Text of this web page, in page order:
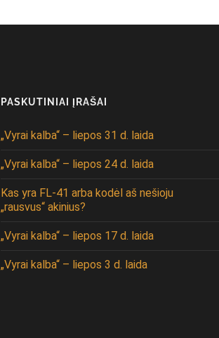
PASKUTINIAI ĮRAŠAI
„Vyrai kalba“ – liepos 31 d. laida
„Vyrai kalba“ – liepos 24 d. laida
Kas yra FL-41 arba kodėl aš nešioju
„rausvus“ akinius?
„Vyrai kalba“ – liepos 17 d. laida
„Vyrai kalba“ – liepos 3 d. laida